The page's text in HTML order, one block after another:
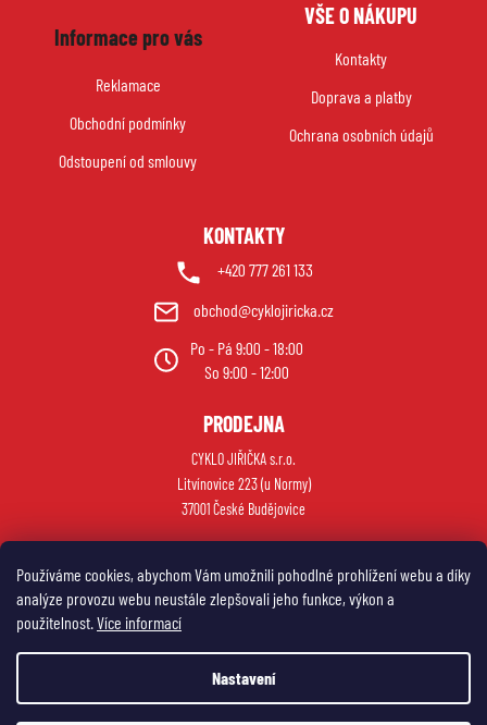
Používáme cookies, abychom Vám umožnili pohodlné prohlížení webu a díky
analýze provozu webu neustále zlepšovali jeho funkce, výkon a
použitelnost.Více informací
Nastavení
Informace pro vás
Reklamace
Obchodní podmínky
Odstoupení od smlouvy
VŠE O NÁKUPU
Kontakty
Doprava a platby
Ochrana osobních údajů
KONTAKTY
+420 777 261 133
obchod@cyklojiricka.cz
Po - Pá 9:00 - 18:00
So 9:00 - 12:00
PRODEJNA
CYKLO JIŘIČKA s.r.o.
Litvínovice 223 (u Normy)
37001 České Budějovice